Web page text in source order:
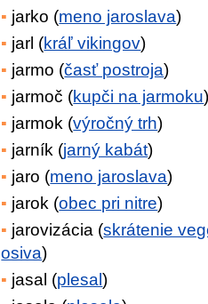
jarko (meno jaroslava)
jarl (kráľ vikingov)
jarmo (časť postroja)
jarmoč (kupči na jarmoku)
jarmok (výročný trh)
jarník (jarný kabát)
jaro (meno jaroslava)
jarok (obec pri nitre)
jarovizácia (skrátenie
osiva)
jasal (plesal)